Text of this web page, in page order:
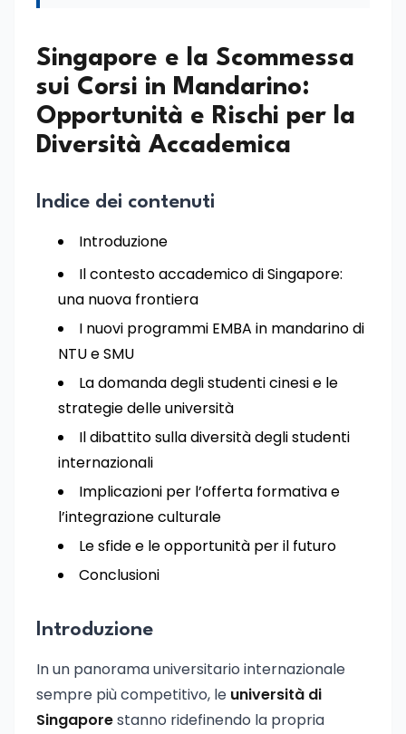
Singapore e la Scommessa
sui Corsi in Mandarino:
Opportunità e Rischi per la
Diversità Accademica
Indice dei contenuti
Introduzione
Il contesto accademico di Singapore:
una nuova frontiera
I nuovi programmi EMBA in mandarino di
NTU e SMU
La domanda degli studenti cinesi e le
strategie delle università
Il dibattito sulla diversità degli studenti
internazionali
Implicazioni per l’offerta formativa e
l’integrazione culturale
Le sfide e le opportunità per il futuro
Conclusioni
Introduzione
In un panorama universitario internazionale
sempre più competitivo, le università di
Singaporestanno ridefinendo la propria